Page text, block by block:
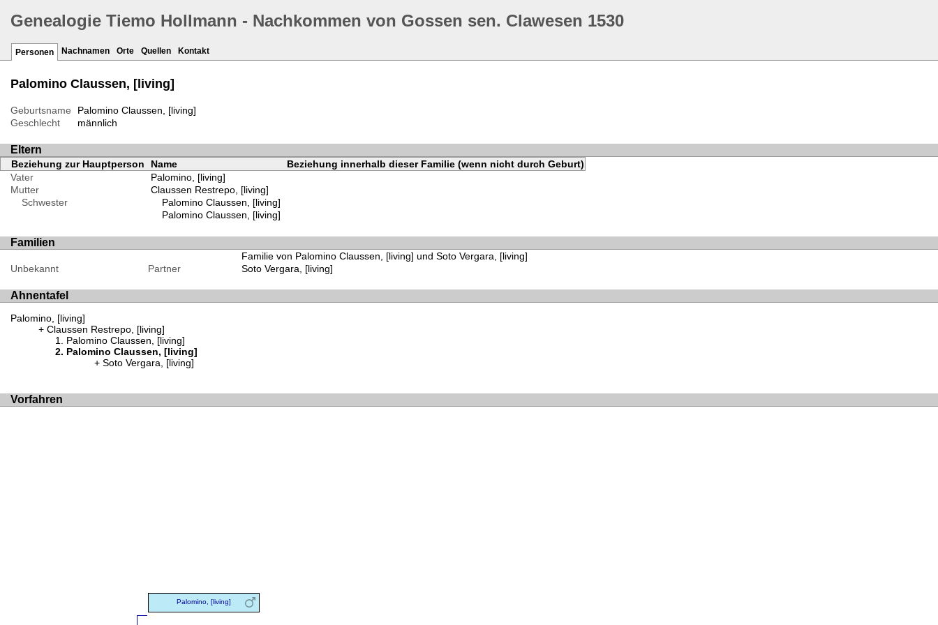
Genealogie Tiemo Hollmann - Nachkommen von Gossen sen. Clawesen 1530
Personen Nachnamen Orte Quellen Kontakt
Palomino Claussen, [living]
Geburtsname
Palomino Claussen, [living]
Geschlecht
männlich
Eltern
Beziehung zur Hauptperson Name
Beziehung innerhalb dieser Familie (wenn nicht durch Geburt)
Vater
Palomino, [living]
Mutter
Claussen Restrepo, [living]
Schwester
Palomino Claussen, [living]
Palomino Claussen, [living]
Familien
Familie von Palomino Claussen, [living] und Soto Vergara, [living]
Unbekannt
Partner Soto Vergara, [living]
Ahnentafel
Palomino, [living]
Claussen Restrepo, [living]
Palomino Claussen, [living]
Palomino Claussen, [living]
Soto Vergara, [living]
Vorfahren
Palomino, [living]